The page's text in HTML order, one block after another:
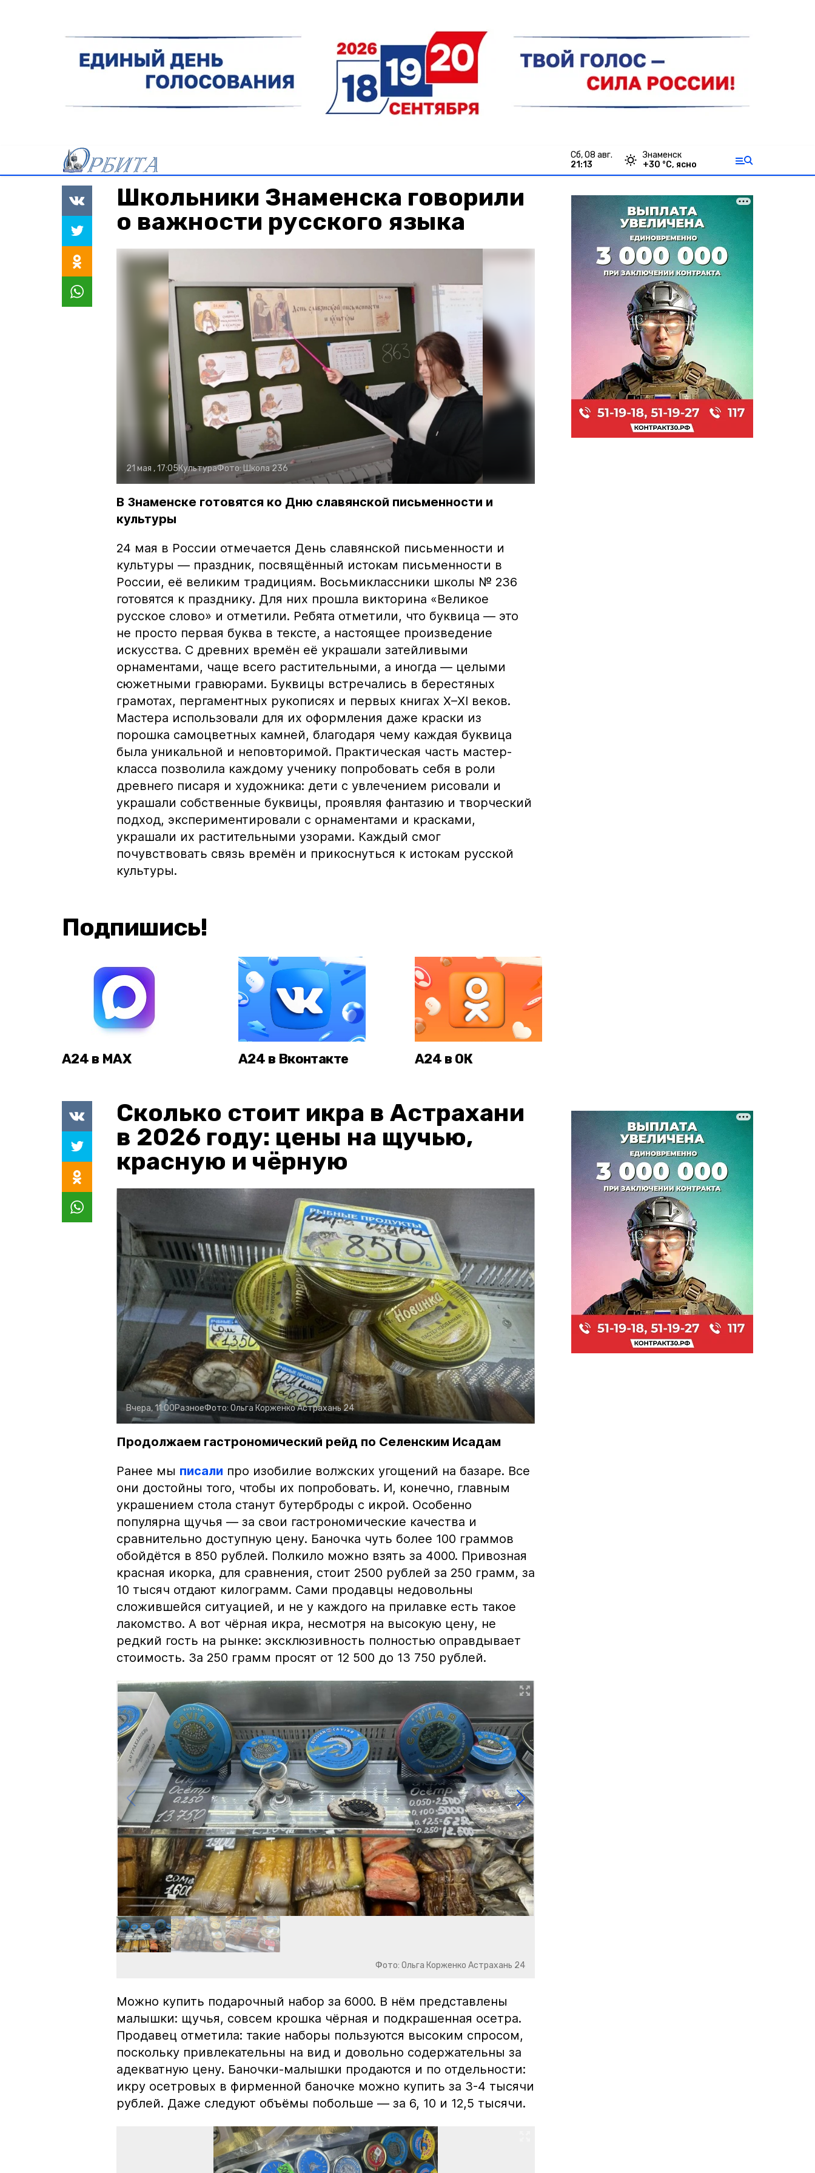
сб, 08 авг.
21:13
Знаменск
+30 °С, ясно
Школьники Знаменска говорили
о важности русского языка
21 мая , 17:05КультураФото: Школа 236
В Знаменске готовятся ко Дню славянской письменности и
культуры
24 мая в России отмечается День славянской письменности и
культуры — праздник, посвящённый истокам письменности в
России, её великим традициям. Восьмиклассники школы № 236
готовятся к празднику. Для них прошла викторина «Великое
русское слово» и отметили. Ребята отметили, что буквица — это
не просто первая буква в тексте, а настоящее произведение
искусства. С древних времён её украшали затейливыми
орнаментами, чаще всего растительными, а иногда — целыми
сюжетными гравюрами. Буквицы встречались в берестяных
грамотах, пергаментных рукописях и первых книгах X–XI веков.
Мастера использовали для их оформления даже краски из
порошка самоцветных камней, благодаря чему каждая буквица
была уникальной и неповторимой. Практическая часть мастер-
класса позволила каждому ученику попробовать себя в роли
древнего писаря и художника: дети с увлечением рисовали и
украшали собственные буквицы, проявляя фантазию и творческий
подход, экспериментировали с орнаментами и красками,
украшали их растительными узорами. Каждый смог
почувствовать связь времён и прикоснуться к истокам русской
культуры.
Подпишись!
А24 в MAX А24 в Вконтакте А24 в ОК
Сколько стоит икра в Астрахани
в 2026 году: цены на щучью,
красную и чёрную
Вчера, 11:00РазноеФото: Ольга КорженкоАстрахань 24
Продолжаем гастрономический рейд по Селенским Исадам
Ранее мы писали про изобилие волжских угощений на базаре. Все
они достойны того, чтобы их попробовать. И, конечно, главным
украшением стола станут бутерброды с икрой. Особенно
популярна щучья — за свои гастрономические качества и
сравнительно доступную цену. Баночка чуть более 100 граммов
обойдётся в 850 рублей. Полкило можно взять за 4000. Привозная
красная икорка, для сравнения, стоит 2500 рублей за 250 грамм, за
10 тысяч отдают килограмм. Сами продавцы недовольны
сложившейся ситуацией, и не у каждого на прилавке есть такое
лакомство. А вот чёрная икра, несмотря на высокую цену, не
редкий гость на рынке: эксклюзивность полностью оправдывает
стоимость. За 250 грамм просят от 12 500 до 13 750 рублей.
Фото: Ольга Корженко Астрахань 24
Можно купить подарочный набор за 6000. В нём представлены
малышки: щучья, совсем крошка чёрная и подкрашенная осетра.
Продавец отметила: такие наборы пользуются высоким спросом,
поскольку привлекательны на вид и довольно содержательны за
адекватную цену. Баночки-малышки продаются и по отдельности:
икру осетровых в фирменной баночке можно купить за 3-4 тысячи
рублей. Даже следуют объёмы побольше — за 6, 10 и 12,5 тысячи.